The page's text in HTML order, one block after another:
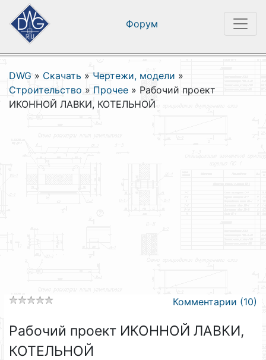
Форум
DWG » Скачать » Чертежи, модели »
Строительство » Прочее » Рабочий проект
ИКОННОЙ ЛАВКИ, КОТЕЛЬНОЙ
Комментарии (10)
Рабочий проект ИКОННОЙ ЛАВКИ,
КОТЕЛЬНОЙ